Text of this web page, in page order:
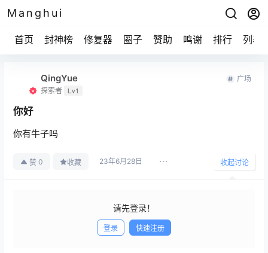
Manghui
首页 封神榜 修复器 圈子 赞助 鸣谢 排行 列表
QingYue
探索者 Lv1
广场
你好
你有牛子吗
赞 0 收藏 23年6月28日 收起讨论
请先登录！
登录 快速注册